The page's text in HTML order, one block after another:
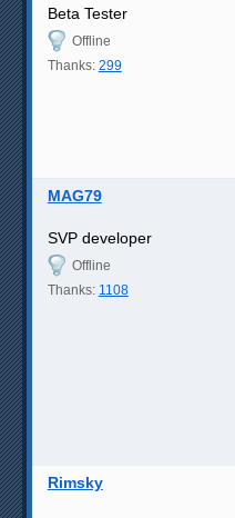
Beta Tester
Offline
Thanks: 299
MAG79
SVP developer
Offline
Thanks: 1108
Rimsky